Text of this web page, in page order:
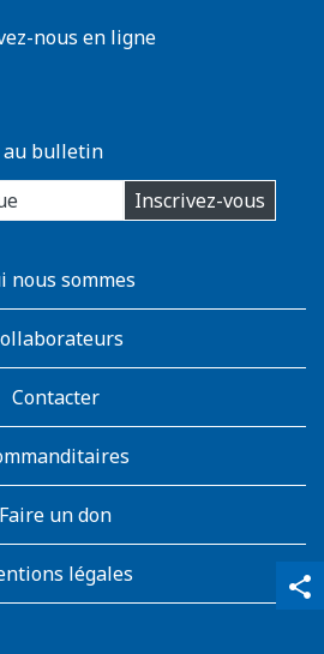
share
qr_code_scanner
content_copy
nous en ligne
bulletin
Inscrivez-vous
nous sommes
Contacter
Faire un don
légales